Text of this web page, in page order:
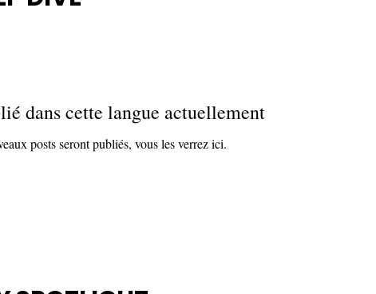
dans cette langue actuellement
posts seront publiés, vous les verrez ici.